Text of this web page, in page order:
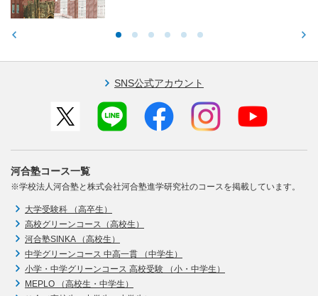
SNS公式アカウント
河合塾コース一覧
※学校法人河合塾と株式会社河合塾進学研究社のコースを掲載しています。
大学受験科 （高卒生）
高校グリーンコース（高校生）
河合塾SINKA （高校生）
中学グリーンコース 中高一貫 （中学生）
小学・中学グリーンコース 高校受験 （小・中学生）
MEPLO （高校生・中学生）